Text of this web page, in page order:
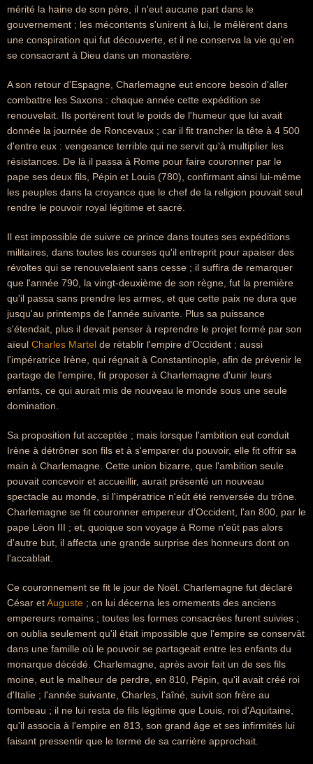
mérité la haine de son père, il n'eut aucune part dans le
gouvernement ; les mécontents s'unirent à lui, le mêlèrent dans
une conspiration qui fut découverte, et il ne conserva la vie qu'en
se consacrant à Dieu dans un monastère.
A son retour d'Espagne, Charlemagne eut encore besoin d'aller
combattre les Saxons : chaque année cette expédition se
renouvelait. Ils portèrent tout le poids de l'humeur que lui avait
donnée la journée de Roncevaux ; car il fit trancher la tête à 4 500
d'entre eux : vengeance terrible qui ne servit qu'à multiplier les
résistances. De là il passa à Rome pour faire couronner par le
pape ses deux fils, Pépin et Louis (780), confirmant ainsi lui-même
les peuples dans la croyance que le chef de la religion pouvait seul
rendre le pouvoir royal légitime et sacré.
Il est impossible de suivre ce prince dans toutes ses expéditions
militaires, dans toutes les courses qu'il entreprit pour apaiser des
révoltes qui se renouvelaient sans cesse ; il suffira de remarquer
que l'année 790, la vingt-deuxième de son règne, fut la première
qu'il passa sans prendre les armes, et que cette paix ne dura que
jusqu'au printemps de l'année suivante. Plus sa puissance
s'étendait, plus il devait penser à reprendre le projet formé par son
aïeul Charles Martel de rétablir l'empire d'Occident ; aussi
l'impératrice Irène, qui régnait à Constantinople, afin de prévenir le
partage de l'empire, fit proposer à Charlemagne d'unir leurs
enfants, ce qui aurait mis de nouveau le monde sous une seule
domination.
Sa proposition fut acceptée ; mais lorsque l'ambition eut conduit
Irène à détrôner son fils et à s'emparer du pouvoir, elle fit offrir sa
main à Charlemagne. Cette union bizarre, que l'ambition seule
pouvait concevoir et accueillir, aurait présenté un nouveau
spectacle au monde, si l'impératrice n'eût été renversée du trône.
Charlemagne se fit couronner empereur d'Occident, l'an 800, par le
pape Léon III ; et, quoique son voyage à Rome n'eût pas alors
d'autre but, il affecta une grande surprise des honneurs dont on
l'accablait.
Ce couronnement se fit le jour de Noël. Charlemagne fut déclaré
César etAuguste ; on lui décerna les ornements des anciens
empereurs romains ; toutes les formes consacrées furent suivies ;
on oublia seulement qu'il était impossible que l'empire se conservât
dans une famille où le pouvoir se partageait entre les enfants du
monarque décédé. Charlemagne, après avoir fait un de ses fils
moine, eut le malheur de perdre, en 810, Pépin, qu'il avait créé roi
d'Italie ; l'année suivante, Charles, l'aîné, suivit son frère au
tombeau ; il ne lui resta de fils légitime que Louis, roi d'Aquitaine,
qu'il associa à l'empire en 813, son grand âge et ses infirmités lui
faisant pressentir que le terme de sa carrière approchait.